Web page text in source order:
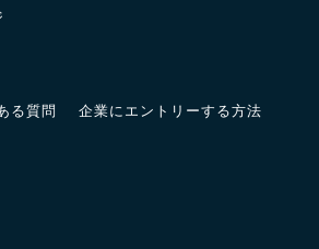
る質問 企業にエントリーする方法